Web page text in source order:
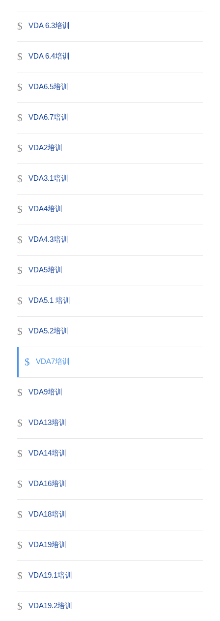
VDA 6.3培训
VDA 6.4培训
VDA6.5培训
VDA6.7培训
VDA2培训
VDA3.1培训
VDA4培训
VDA4.3培训
VDA5培训
VDA5.1 培训
VDA5.2培训
VDA7培训
VDA9培训
VDA13培训
VDA14培训
VDA16培训
VDA18培训
VDA19培训
VDA19.1培训
VDA19.2培训